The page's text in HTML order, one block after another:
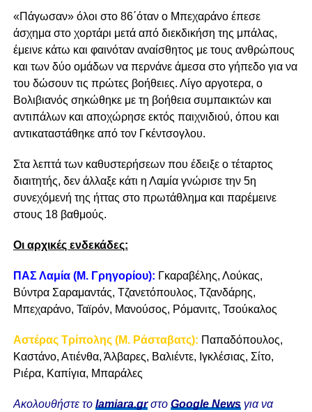
«Πάγωσαν» όλοι στο 86΄όταν ο Μπεχαράνο έπεσε
άσχημα στο χορτάρι μετά από διεκδικήση της μπάλας,
έμεινε κάτω και φαινόταν αναίσθητος με τους ανθρώπους
και των δύο ομάδων να περνάνε άμεσα στο γήπεδο για να
του δώσουν τις πρώτες βοήθειες. Λίγο αργοτερα, ο
Βολιβιανός σηκώθηκε με τη βοήθεια συμπαικτών και
αντιπάλων και αποχώρησε εκτός παιχνιδιού, όπου και
αντικαταστάθηκε από τον Γκέντσογλου.
Στα λεπτά των καθυστερήσεων που έδειξε ο τέταρτος
διαιτητής, δεν άλλαξε κάτι η Λαμία γνώρισε την 5η
συνεχόμενή της ήττας στο πρωτάθλημα και παρέμεινε
στους 18 βαθμούς.
Οι αρχικές ενδεκάδες:
ΠΑΣ Λαμία (Μ. Γρηγορίου): Γκαραβέλης, Λούκας,
Βύντρα Σαραμαντάς, Τζανετόπουλος, Τζανδάρης,
Μπεχαράνο, Ταϊρόν, Μανούσος, Ρόμανιτς, Τσούκαλος
Αστέρας Τρίπολης (Μ. Ράσταβατς): Παπαδόπουλος,
Καστάνο, Ατιένθα, Άλβαρες, Βαλιέντε, Ιγκλέσιας, Σίτο,
Ριέρα, Καπίγια, Μπαράλες
Ακολουθήστε το lamiara.grστο Google Newsγια να